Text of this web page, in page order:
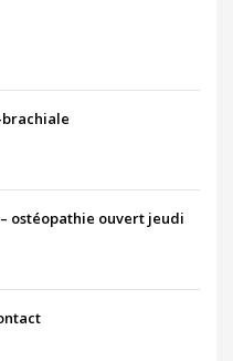
ostéopathie ouvert jeudi